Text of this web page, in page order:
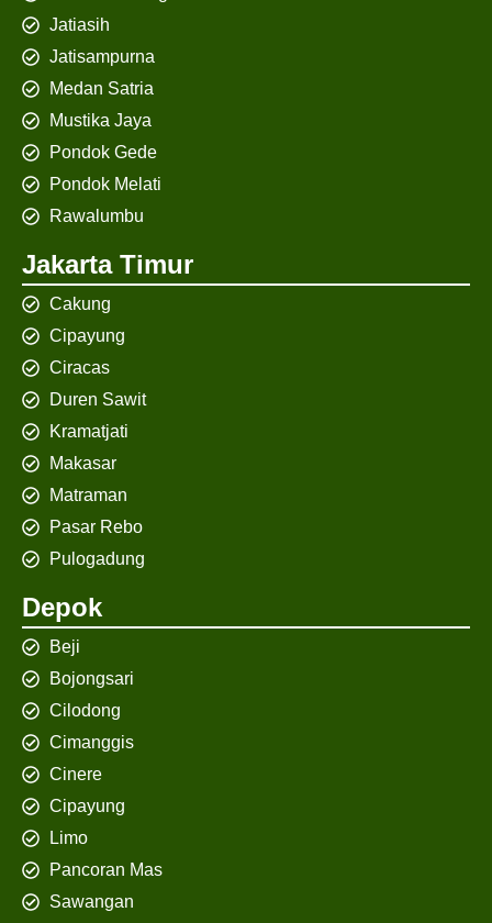
Jatiasih
Jatisampurna
Medan Satria
Mustika Jaya
Pondok Gede
Pondok Melati
Rawalumbu
Jakarta Timur
Cakung
Cipayung
Ciracas
Duren Sawit
Kramatjati
Makasar
Matraman
Pasar Rebo
Pulogadung
Depok
Beji
Bojongsari
Cilodong
Cimanggis
Cinere
Cipayung
Limo
Pancoran Mas
Sawangan